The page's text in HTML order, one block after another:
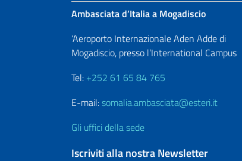
Ambasciata d’Italia a Mogadiscio
‘Aeroporto Internazionale Aden Adde di
Mogadiscio, presso l’International Campus
Tel: +252 61 65 84 765
E-mail:somalia.ambasciata@esteri.it
Gli uffici della sede
Iscriviti alla nostra Newsletter